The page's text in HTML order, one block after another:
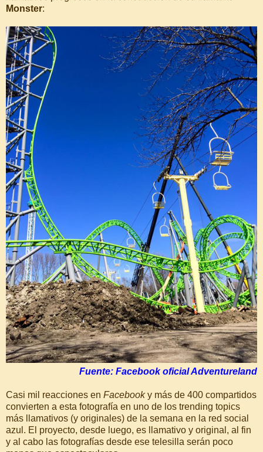
Monster:
Fuente: Facebook oficial Adventureland
Casi mil reacciones en Facebooky más de 400 compartidos
convierten a esta fotografía en uno de los trending topics
más llamativos (y originales) de la semana en la red social
azul. El proyecto, desde luego, es llamativo y original, al fin
y al cabo las fotografías desde ese telesilla serán poco